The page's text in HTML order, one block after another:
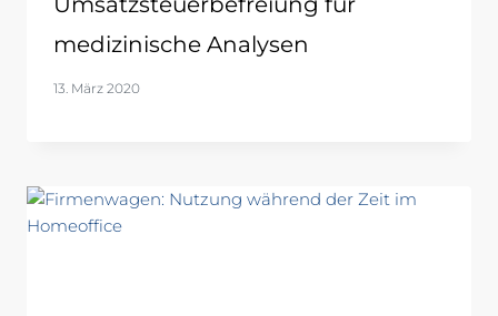
medizinische Analysen
13. März 2020